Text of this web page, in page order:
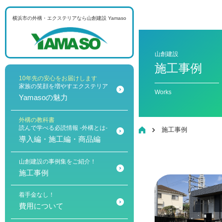
横浜市の外構・エクステリアなら山創建設 Yamaso
10年先の安心をお届けします
家族の笑顔を増やすエクステリア
Yamasoの魅力
外構の教科書
読んで学べる必読情報 -外構とは-
導入編・施工編・商品編
山創建設の事例集をご紹介！
施工事例
着手金なし！
費用について
山創建設
施工事例
Works
HOME施工事例